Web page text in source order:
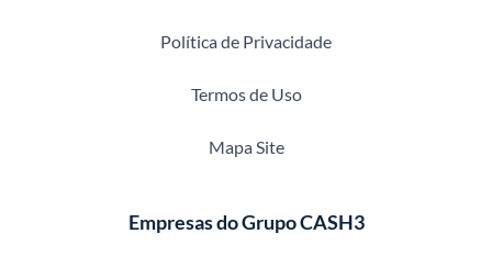
Política de Privacidade
Termos de Uso
Mapa Site
Empresas do Grupo CASH3